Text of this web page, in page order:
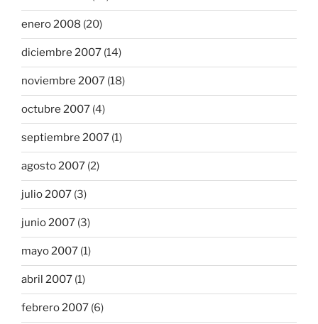
enero 2008 (20)
diciembre 2007 (14)
noviembre 2007 (18)
octubre 2007 (4)
septiembre 2007 (1)
agosto 2007 (2)
julio 2007 (3)
junio 2007 (3)
mayo 2007 (1)
abril 2007 (1)
febrero 2007 (6)